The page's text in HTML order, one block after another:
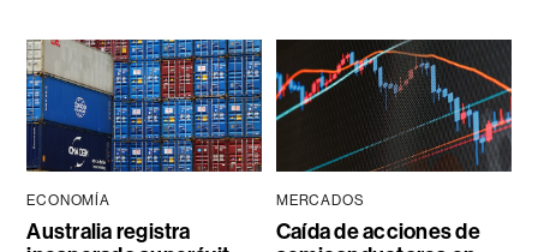
ECONOMÍA
Australia registra
MERCADOS
Caída de acciones de